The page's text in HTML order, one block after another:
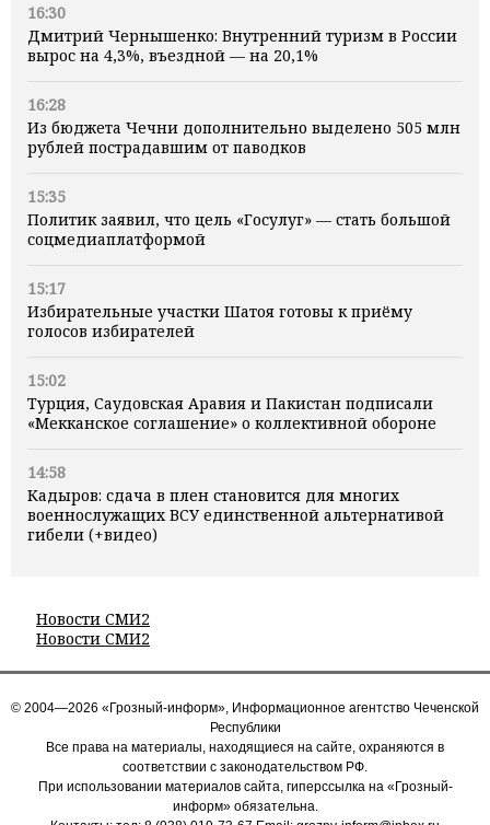
16:30
Дмитрий Чернышенко: Внутренний туризм в России
вырос на 4,3%, въездной — на 20,1%
16:28
Из бюджета Чечни дополнительно выделено 505 млн
рублей пострадавшим от паводков
15:35
Политик заявил, что цель «Госулуг» — стать большой
соцмедиаплатформой
15:17
Избирательные участки Шатоя готовы к приёму
голосов избирателей
15:02
Турция, Саудовская Аравия и Пакистан подписали
«Мекканское соглашение» о коллективной обороне
14:58
Кадыров: сдача в плен становится для многих
военнослужащих ВСУ единственной альтернативой
гибели (+видео)
Новости СМИ2
Новости СМИ2
© 2004—2026 «Грозный-информ», Информационное агентство Чеченской
Республики
Все права на материалы, находящиеся на сайте, охраняются в
соответствии с законодательством РФ.
При использовании материалов сайта, гиперссылка на «Грозный-
информ» обязательна.